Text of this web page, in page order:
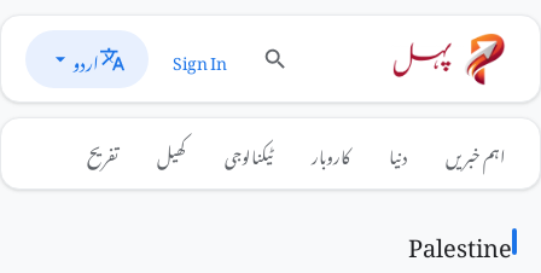
Sign In اردو
اہم خبریں دنیا کاروبار ٹیکنالوجی کھیل تفریح
Palestine